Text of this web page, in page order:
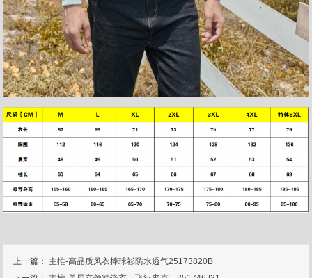
上一篇： 主推-高品质风衣棒球衫防水透气25173820B